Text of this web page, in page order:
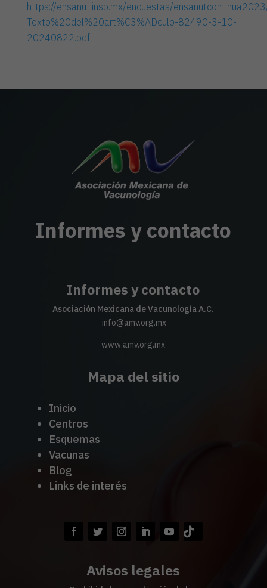
https://ensanut.insp.mx/encuestas/
Texto%20del%20art%C3%ADculo-82490-3-10-
20240822.pdf
Informes y contacto
Informes y contacto
Asociación Mexicana de Vacunología A.C.
info@amv.org.mx
www.amv.org.mx
Mapa del sitio
Inicio
Centros
Esquemas
Vacunas
Blog
Links de interés
Avisos legales